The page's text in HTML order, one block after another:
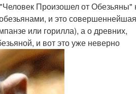
Произошел от Обезьяны"
и это совершеннейшая
или горилла), а о древних,
и вот это уже неверно